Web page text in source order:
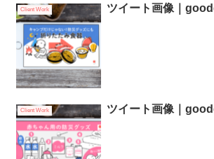
Client Work ツイート画像｜
Client Work ツイート画像｜